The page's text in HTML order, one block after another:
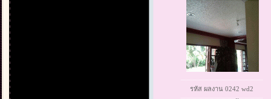
รหัส ผลงาน 0242 wd2